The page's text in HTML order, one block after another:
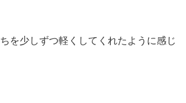
を少しずつ軽くしてくれたように感じ